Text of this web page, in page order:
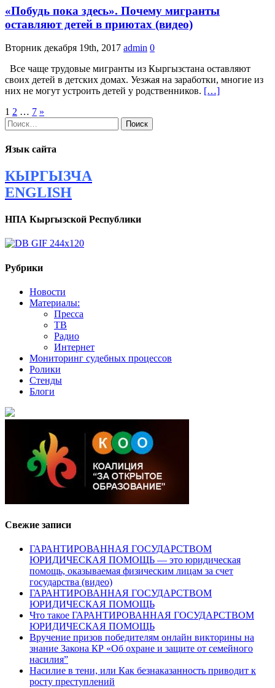
«Побудь пока здесь». Почему мигранты
оставляют детей в приютах (видео)
Вторник декабря 19th, 2017 admin 0
Все чаще трудовые мигранты из Кыргызстана оставляют
своих детей в детских домах. Уезжая на заработки, многие из
них не могут устроить детей у родственников. […]
Навигация
по
записям
1 2 … 7 »
Найти:
Язык сайта
КЫРГЫЗЧА
ENGLISH
НПА Кыргызской Республики
Рубрики
Новости
Материалы:
Пресса
ТВ
Радио
Интернет
Мониторинг судебных процессов
Ролики
Стенды
Блоги
Свежие записи
ГАРАНТИРОВАННАЯ ГОСУДАРСТВОМ
ЮРИДИЧЕСКАЯ ПОМОЩЬ — это юридическая
помощь, оказываемая физическим лицам за счет
государства (видео)
ГАРАНТИРОВАННАЯ ГОСУДАРСТВОМ
ЮРИДИЧЕСКАЯ ПОМОЩЬ
Что такое ГАРАНТИРОВАННАЯ ГОСУДАРСТВОМ
ЮРИДИЧЕСКАЯ ПОМОЩЬ
Вручение призов победителям онлайн викторины на
знание Закона КР «Об охране и защите от семейного
насилия”
Насилие в тени, или Как безнаказанность приводит к
росту преступлений